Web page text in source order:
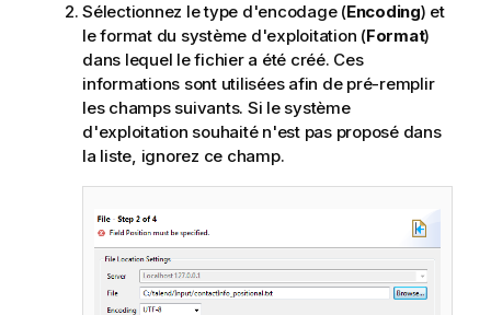
r
m
a
t
i
o
n
s
Sélectionnez le type d'encodage (Encoding) et
le format du système d'exploitation (Format)
dans lequel le fichier a été créé. Ces
informations sont utilisées afin de pré-remplir
les champs suivants. Si le système
d'exploitation souhaité n'est pas proposé dans
la liste, ignorez ce champ.